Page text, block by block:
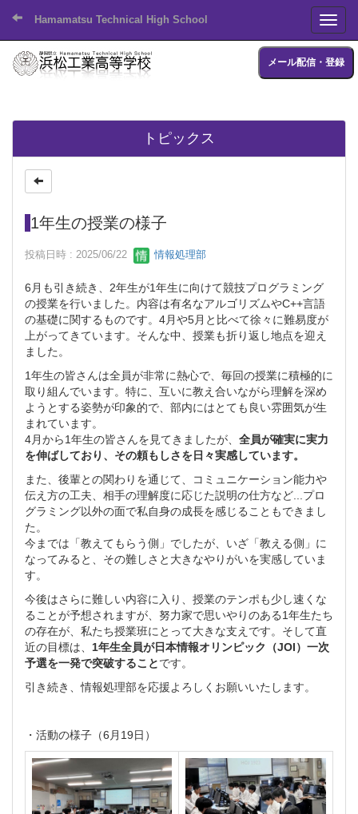
Hamamatsu Technical High School
メール配信・登録
トピックス
1年生の授業の様子
投稿日時 : 2025/06/22 情報処理部
6月も引き続き、2年生が1年生に向けて競技プログラミング
の授業を行いました。内容は有名なアルゴリズムやC++言語
の基礎に関するものです。4月や5月と比べて徐々に難易度が
上がってきています。そんな中、授業も折り返し地点を迎え
ました。
1年生の皆さんは全員が非常に熱心で、毎回の授業に積極的に
取り組んでいます。特に、互いに教え合いながら理解を深め
ようとする姿勢が印象的で、部内にはとても良い雰囲気が生
まれています。
4月から1年生の皆さんを見てきましたが、 全員が確実に実力
を伸ばしており、その頼もしさを日々実感しています。
また、後輩との関わりを通じて、コミュニケーション能力や
伝え方の工夫、相手の理解度に応じた説明の仕方など...プロ
グラミング以外の面で私自身の成長を感じることもできまし
た。
今までは「教えてもらう側」でしたが、いざ「教える側」に
なってみると、その難しさと大きなやりがいを実感していま
す。
今後はさらに難しい内容に入り、授業のテンポも少し速くな
ることが予想されますが、努力家で思いやりのある1年生たち
の存在が、私たち授業班にとって大きな支えです。そして直
近の目標は、 1年生全員が日本情報オリンピック（JOI）一次
予選を一発で突破することです。
引き続き、情報処理部を応援よろしくお願いいたします。
・活動の様子（6月19日）